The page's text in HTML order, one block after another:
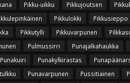
Pikku-uikku Pikkujoutsen
Pikkulokki Pikkusieppo
Pikkutylli Pikkuvarpunen
Pulmussirri Punajalkahaukka
Punakuiri Punakylkirastas
Punavarpunen Pussitiainen